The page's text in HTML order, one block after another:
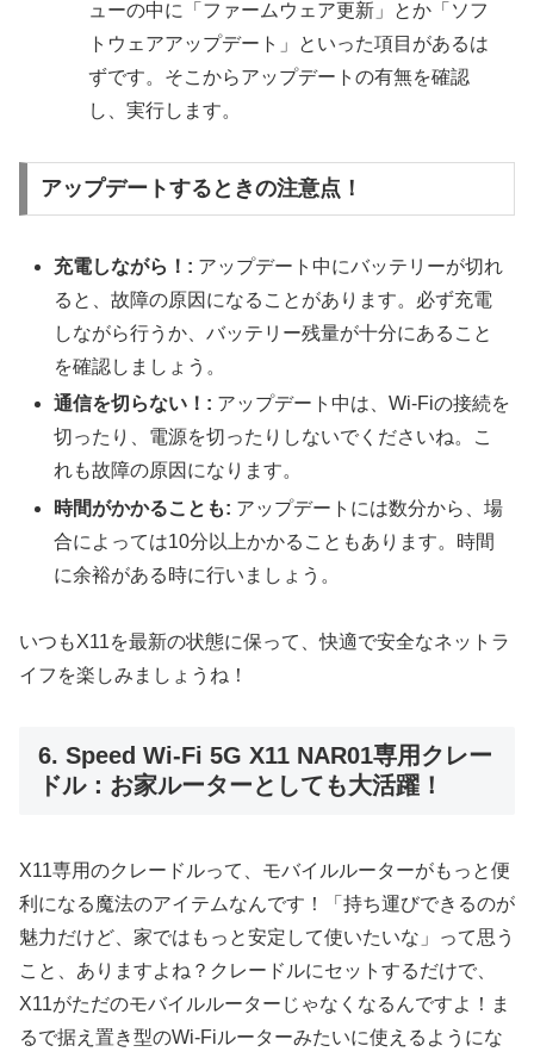
ューの中に「ファームウェア更新」とか「ソフ
トウェアアップデート」といった項目があるは
ずです。そこからアップデートの有無を確認
し、実行します。
アップデートするときの注意点！
充電しながら！: アップデート中にバッテリーが切れ
ると、故障の原因になることがあります。必ず充電
しながら行うか、バッテリー残量が十分にあること
を確認しましょう。
通信を切らない！: アップデート中は、Wi-Fiの接続を
切ったり、電源を切ったりしないでくださいね。こ
れも故障の原因になります。
時間がかかることも: アップデートには数分から、場
合によっては10分以上かかることもあります。時間
に余裕がある時に行いましょう。
いつもX11を最新の状態に保って、快適で安全なネットラ
イフを楽しみましょうね！
6. Speed Wi-Fi 5G X11 NAR01専用クレー
ドル：お家ルーターとしても大活躍！
X11専用のクレードルって、モバイルルーターがもっと便
利になる魔法のアイテムなんです！「持ち運びできるのが
魅力だけど、家ではもっと安定して使いたいな」って思う
こと、ありますよね？クレードルにセットするだけで、
X11がただのモバイルルーターじゃなくなるんですよ！ま
るで据え置き型のWi-Fiルーターみたいに使えるようにな